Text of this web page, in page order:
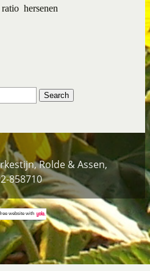
ratio hersenen
Rolde & Assen,
858710
free websitewith